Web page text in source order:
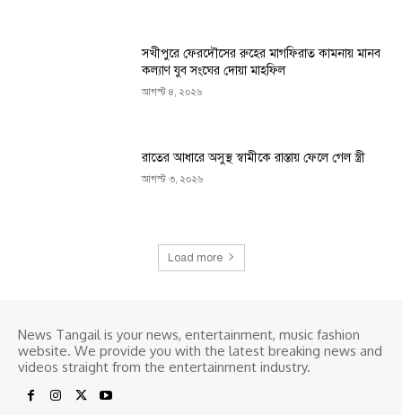
সখীপুরে ফেরদৌসের রুহের মাগফিরাত কামনায় মানব
কল্যাণ যুব সংঘের দোয়া মাহফিল
আগস্ট ৪, ২০২৬
রাতের আধারে অসুস্থ স্বামীকে রাস্তায় ফেলে গেল স্ত্রী
আগস্ট ৩, ২০২৬
Load more
News Tangail is your news, entertainment, music fashion
website. We provide you with the latest breaking news and
videos straight from the entertainment industry.